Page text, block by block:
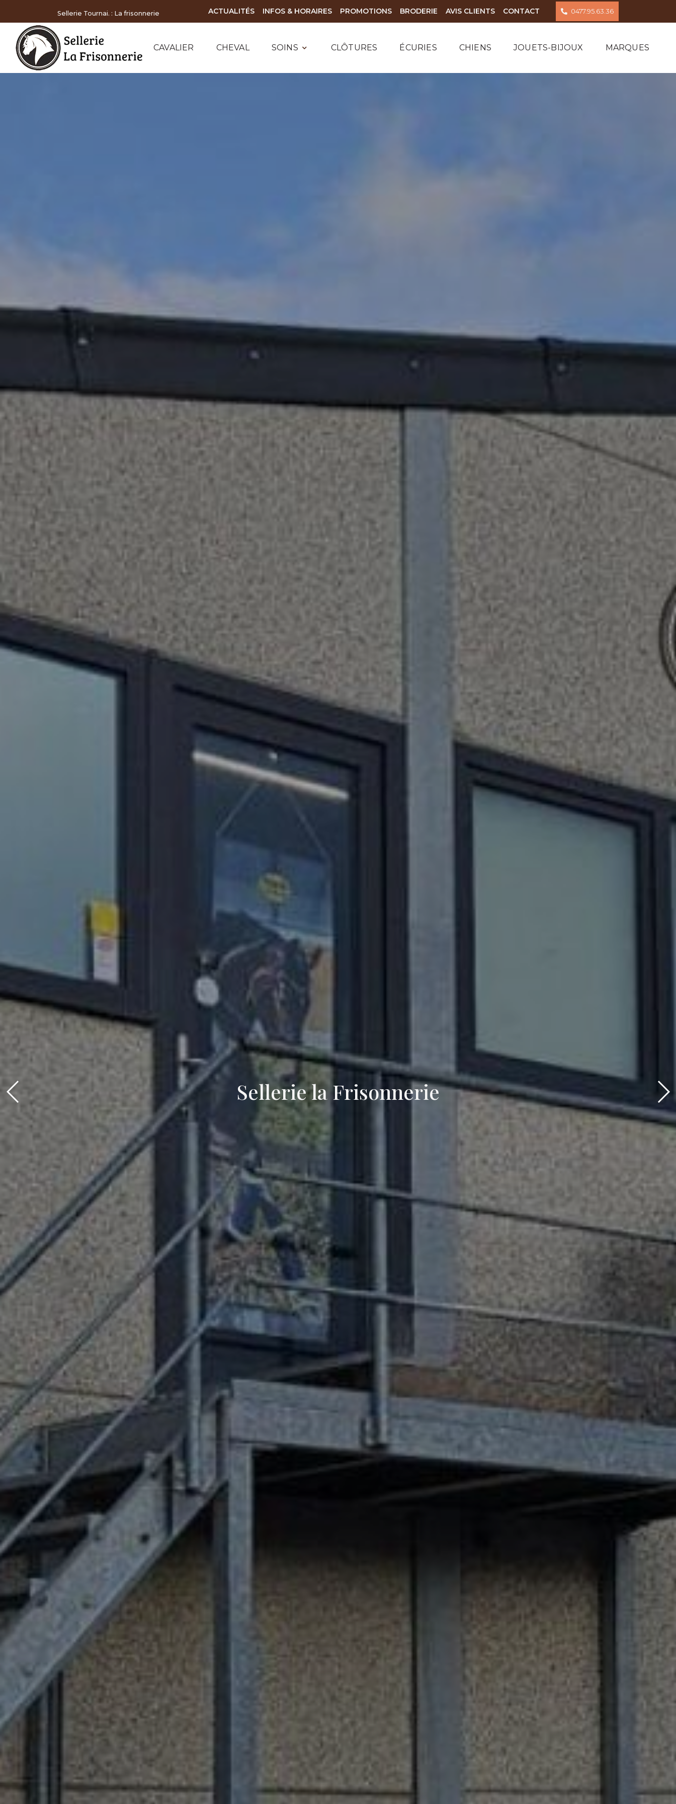
Sellerie Tournai. : La frisonnerie ACTUALITÉS INFOS & HORAIRES PROMOTIONS BRODERIE AVIS CLIENTS CONTACT 0477.95.63.36
CAVALIER CHEVAL SOINS CLÔTURES ÉCURIES CHIENS JOUETS-BIJOUX MARQUES
Sellerie la Frisonnerie